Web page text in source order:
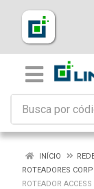
INÍCIO
ROTEADORES
ROTEADOR